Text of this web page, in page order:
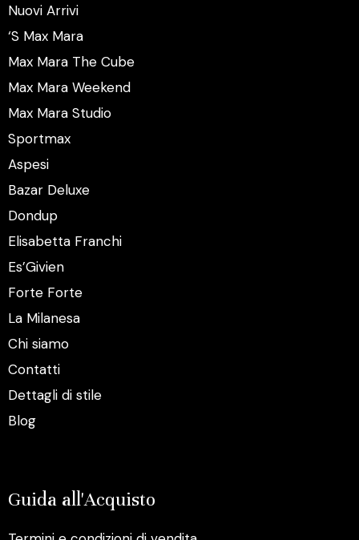
Nuovi Arrivi
‘S Max Mara
Max Mara The Cube
Max Mara Weekend
Max Mara Studio
Sportmax
Aspesi
Bazar Deluxe
Dondup
Elisabetta Franchi
Es’Givien
Forte Forte
La Milanesa
Chi siamo
Contatti
Dettagli di stile
Blog
Guida all'Acquisto